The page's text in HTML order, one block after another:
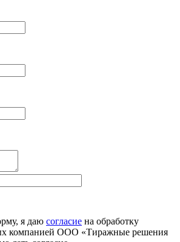
я даю согласие на обработку
компанией ООО «Тиражные решения